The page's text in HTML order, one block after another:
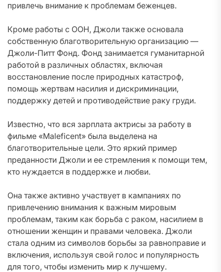
привлечь внимание к проблемам беженцев.
Кроме работы с ООН, Джоли также основала
собственную благотворительную организацию —
Джоли-Питт Фонд. Фонд занимается гуманитарной
работой в различных областях, включая
восстановление после природных катастроф,
помощь жертвам насилия и дискриминации,
поддержку детей и противодействие раку груди.
Известно, что вся зарплата актрисы за работу в
фильме «Maleficent» была выделена на
благотворительные цели. Это яркий пример
преданности Джоли и ее стремления к помощи тем,
кто нуждается в поддержке и любви.
Она также активно участвует в кампаниях по
привлечению внимания к важным мировым
проблемам, таким как борьба с раком, насилием в
отношении женщин и правами человека. Джоли
стала одним из символов борьбы за равноправие и
включения, используя свой голос и популярность
для того, чтобы изменить мир к лучшему.